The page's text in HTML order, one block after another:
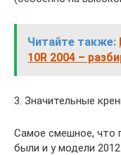
Читайте также:
10R 2004 –
3. Значительные
Самое смешное, что
были и у модели